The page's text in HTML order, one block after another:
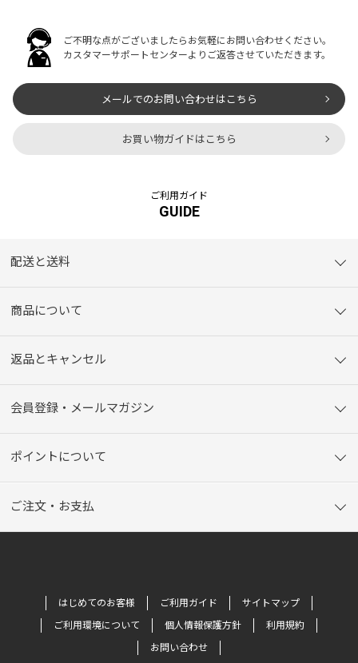
ご不明な点がございましたらお気軽にお問い合わせください。
カスタマーサポートセンターよりご返答させていただきます。
メールでのお問い合わせはこちら
お買い物ガイドはこちら
ご利用ガイド
GUIDE
配送と送料
商品について
返品とキャンセル
会員登録・メールマガジン
ポイントについて
ご注文・お支払
はじめてのお客様 ご利用ガイド
サイトマップ
ご利用環境について
個人情報保護方針
利用規約
お問い合わせ